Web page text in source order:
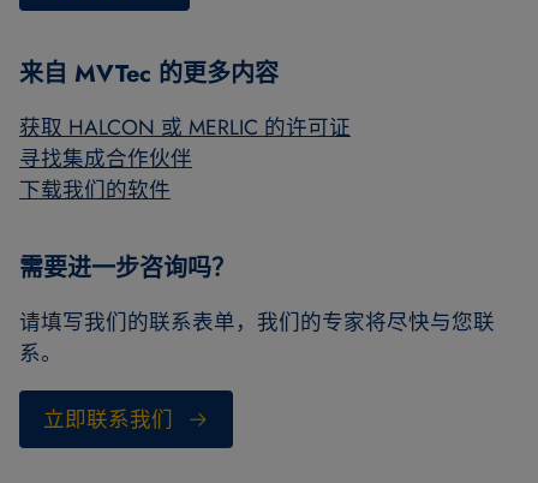
来自 MVTec 的更多内容
获取 HALCON 或 MERLIC 的许可证
寻找集成合作伙伴
下载我们的软件
需要进一步咨询吗？
请填写我们的联系表单，我们的专家将尽快与您联
系。
立即联系我们